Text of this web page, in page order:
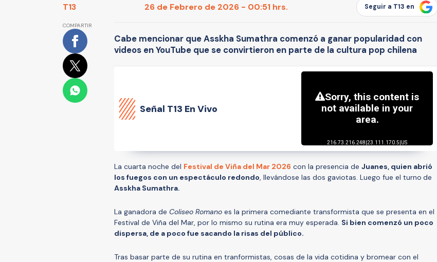
T13 26 de Febrero de 2026 - 00:51 hrs. Seguir a T13 en
COMPARTIR
Cabe mencionar que Asskha Sumathra comenzó a ganar popularidad con
videos en YouTube que se convirtieron en parte de la cultura pop chilena
Señal T13 En Vivo
La cuarta noche del Festival de Viña del Mar 2026 con la presencia de Juanes, quien abrió
los fuegos con un espectáculo redondo, llevándose las dos gaviotas. Luego fue el turno de
Asskha Sumathra.
La ganadora de Coliseo Romano es la primera comediante transformista que se presenta en el
Festival de Viña del Mar, por lo mismo su rutina era muy esperada. Si bien comenzó un poco
dispersa, de a poco fue sacando la risas del público.
Tras basar parte de su rutina en tranformistas, cosas de la vida cotidina y bromear con el